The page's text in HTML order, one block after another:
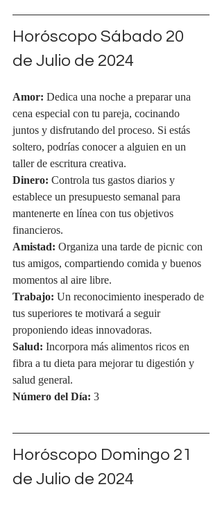
Horóscopo Sábado 20
de Julio de 2024
Amor: Dedica una noche a preparar una
cena especial con tu pareja, cocinando
juntos y disfrutando del proceso. Si estás
soltero, podrías conocer a alguien en un
taller de escritura creativa.
Dinero: Controla tus gastos diarios y
establece un presupuesto semanal para
mantenerte en línea con tus objetivos
financieros.
Amistad: Organiza una tarde de picnic con
tus amigos, compartiendo comida y buenos
momentos al aire libre.
Trabajo: Un reconocimiento inesperado de
tus superiores te motivará a seguir
proponiendo ideas innovadoras.
Salud: Incorpora más alimentos ricos en
fibra a tu dieta para mejorar tu digestión y
salud general.
Número del Día: 3
Horóscopo Domingo 21
de Julio de 2024